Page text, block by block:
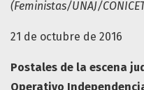
(Feministas/UNAJ/
21 de octubre de
Postales de la escena
Operativo